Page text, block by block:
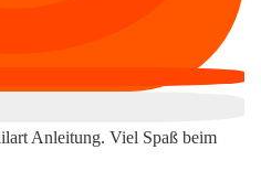
Anleitung. Viel Spaß beim